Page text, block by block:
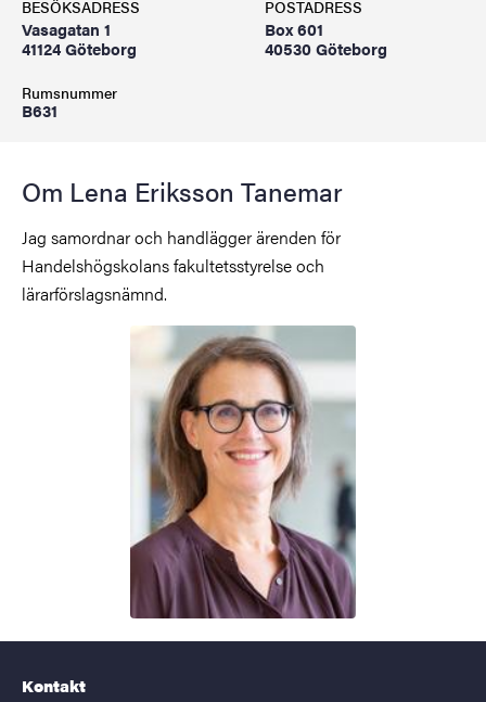
BESÖKSADRESS
Vasagatan 1
41124 Göteborg
Rumsnummer
B631
POSTADRESS
Box 601
40530 Göteborg
Om Lena Eriksson Tanemar
Jag samordnar och handlägger ärenden för
Handelshögskolans fakultetsstyrelse och
lärarförslagsnämnd.
Kontakt